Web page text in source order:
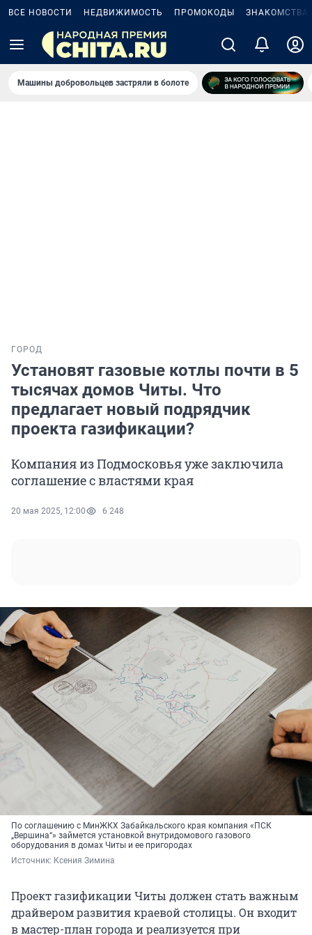
ВСЕ НОВОСТИ НЕДВИЖИМОСТЬ ПРОМОКОДЫ ЗНАКОМСТВА
Машины добровольцев застряли в болоте
ГОРОД
Установят газовые котлы почти в 5
тысячах домов Читы. Что
предлагает новый подрядчик
проекта газификации?
Компания из Подмосковья уже заключила
соглашение с властями края
20 мая 2025, 12:00 6 248
По соглашению с МинЖКХ Забайкальского края компания «ПСК
„Вершина“» займется установкой внутридомового газового
оборудования в домах Читы и ее пригородах
Источник: Ксения Зимина
Проект газификации Читы должен стать важным
драйвером развития краевой столицы. Он входит
в мастер-план города и реализуется при